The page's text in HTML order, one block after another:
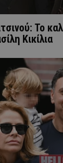
Το
Κικίλια